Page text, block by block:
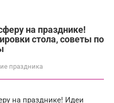
на празднике!
стола‚ советы по
праздника
на празднике! Идеи